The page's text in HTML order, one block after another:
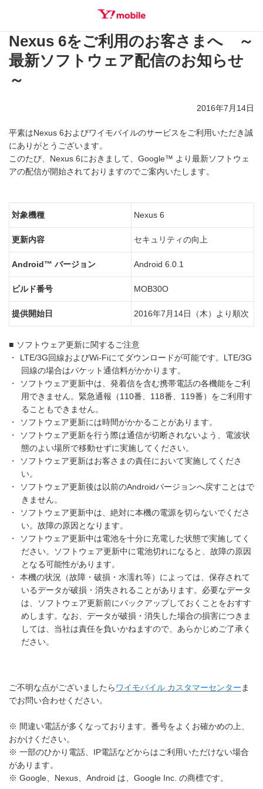
SEARCH
Nexus 6をご利用のお客さまへ ～
最新ソフトウェア配信のお知らせ
～
2016年7月14日
平素はNexus 6およびワイモバイルのサービスをご利用いただき誠
にありがとうございます。
このたび、Nexus 6におきまして、Google™ より最新ソフトウェ
アの配信が開始されておりますのでご案内いたします。
対象機種 Nexus 6
更新内容 セキュリティの向上
Android™ バージョン Android 6.0.1
ビルド番号 MOB30O
提供開始日 2016年7月14日（木）より順次
■ ソフトウェア更新に関するご注意
・
LTE/3G回線およびWi-Fiにてダウンロードが可能です。LTE/3G
回線の場合はパケット通信料がかかります。
・
ソフトウェア更新中は、発着信を含む携帯電話の各機能をご利
用できません。緊急通報（110番、118番、119番）をご利用す
ることもできません。
・
ソフトウェア更新には時間がかかることがあります。
・
ソフトウェア更新を行う際は通信が切断されないよう、電波状
態のよい場所で移動せずに実施してください。
・
ソフトウェア更新はお客さまの責任において実施してくださ
い。
・
ソフトウェア更新後は以前のAndroidバージョンへ戻すことはで
きません。
・
ソフトウェア更新中は、絶対に本機の電源を切らないでくださ
い。故障の原因となります。
・
ソフトウェア更新中は電池を十分に充電した状態で実施してく
ださい。ソフトウェア更新中に電池切れになると、故障の原因
となる可能性があります。
・
本機の状況（故障・破損・水濡れ等）によっては、保存されて
いるデータが破損・消失されることがあります。必要なデータ
は、ソフトウェア更新前にバックアップしておくことをおすす
めします。なお、データが破損・消失した場合の損害につきま
しては、当社は責任を負いかねますので、あらかじめご了承く
ださい。
ご不明な点がございましたらワイモバイル カスタマーセンター ま
でお問い合わせください。
※ 間違い電話が多くなっております。番号をよくお確かめの上、
おかけください。
※ 一部のひかり電話、IP電話などからはご利用いただけない場合
があります。
※ Google、Nexus、Android は、Google Inc. の商標です。